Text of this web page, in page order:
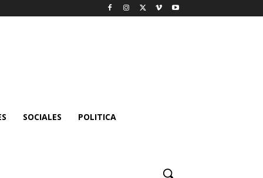
SOCIALES POLITICA